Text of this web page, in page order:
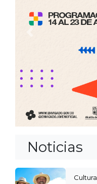
Noticias
Cultura